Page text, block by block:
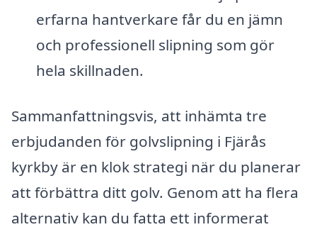
erfarna hantverkare får du en jämn
och professionell slipning som gör
hela skillnaden.
Sammanfattningsvis, att inhämta tre
erbjudanden för golvslipning i Fjärås
kyrkby är en klok strategi när du planerar
att förbättra ditt golv. Genom att ha flera
alternativ kan du fatta ett informerat